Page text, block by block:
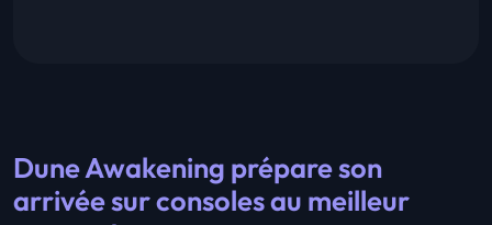
Dune Awakening prépare son
arrivée sur consoles au meilleur